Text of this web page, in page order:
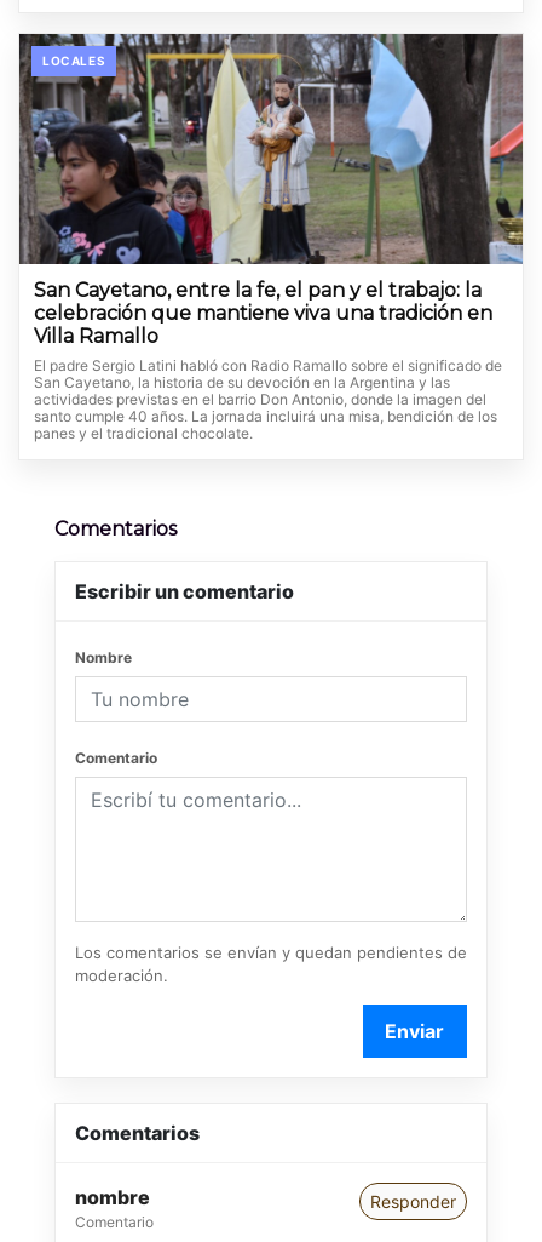
LOCALES
San Cayetano, entre la fe, el pan y el trabajo: la
celebración que mantiene viva una tradición en
Villa Ramallo
El padre Sergio Latini habló con Radio Ramallo sobre el significado de
San Cayetano, la historia de su devoción en la Argentina y las
actividades previstas en el barrio Don Antonio, donde la imagen del
santo cumple 40 años. La jornada incluirá una misa, bendición de los
panes y el tradicional chocolate.
Comentarios
Escribir un comentario
Nombre
Comentario
Los comentarios se envían y quedan pendientes de
moderación.
Enviar
Comentarios
nombre
Comentario
Responder